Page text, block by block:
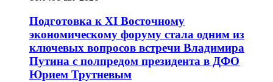
Подготовка к XI Восточному
экономическому форуму стала одним из
ключевых вопросов встречи Владимира
Путина с полпредом президента в ДФО
Юрием Трутневым